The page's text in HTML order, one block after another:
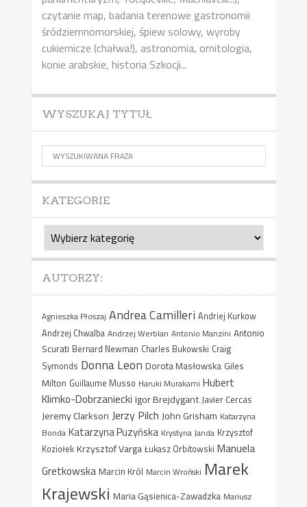
czytanie map, badania terenowe gastronomii
śródziemnomorskiej, śpiew solowy, wyroby
cukiernicze (chałwa!), astronomia, ornitologia,
konie arabskie, historia Szkocji...
WYSZUKAJ TYTUŁ
KATEGORIE
Kategorie
AUTORZY:
Agnieszka Płoszaj Andrea Camilleri Andriej Kurkow
Andrzej Chwalba Andrzej Werblan Antonio Manzini Antonio
Scurati Bernard Newman Charles Bukowski Craig
Symonds Donna Leon Dorota Masłowska Giles
Milton Guillaume Musso Haruki Murakami Hubert
Klimko-Dobrzaniecki Igor Brejdygant Javier Cercas
Jeremy Clarkson Jerzy Pilch John Grisham Katarzyna
Bonda Katarzyna Puzyńska Krystyna Janda Krzysztof
Koziołek Krzysztof Varga Łukasz Orbitowski Manuela
Gretkowska Marcin Król Marcin Wroński Marek
Krajewski Maria Gąsienica-Zawadzka Mariusz